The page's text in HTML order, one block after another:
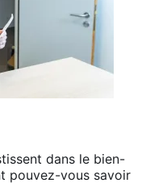
dans le bien-
pouvez-vous savoir